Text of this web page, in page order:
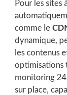
Pour les
comme le
dynamique,
les contenus
optimisations
monitoring
sur place,